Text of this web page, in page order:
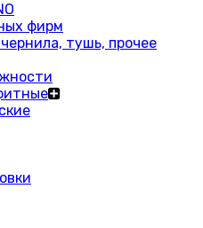
фирм
тушь, прочее